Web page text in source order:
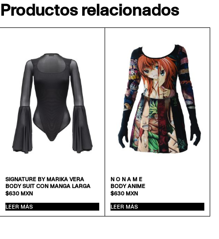
Productos relacionados
SIGNATURE BY MARIKA VERA
BODY SUIT CON MANGA LARGA
$630MXN
LEER MÁS
N O N A M E
BODY ANIME
$630MXN
LEER MÁS